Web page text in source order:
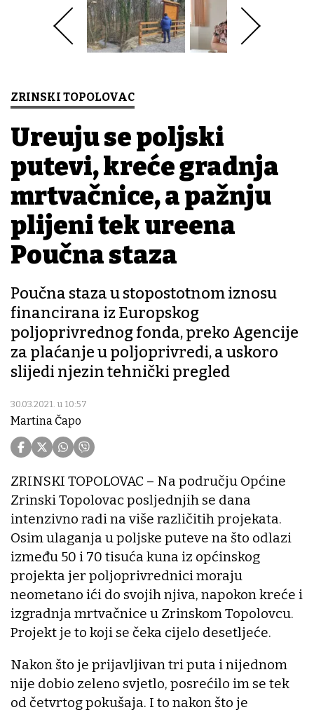
ZRINSKI TOPOLOVAC
Uređuju se poljski
putevi, kreće gradnja
mrtvačnice, a pažnju
plijeni tek uređena
Poučna staza
Poučna staza u stopostotnom iznosu
financirana iz Europskog
poljoprivrednog fonda, preko Agencije
za plaćanje u poljoprivredi, a uskoro
slijedi njezin tehnički pregled
30.03.2021. u 10:57
Martina Čapo
ZRINSKI TOPOLOVAC – Na području Općine
Zrinski Topolovac posljednjih se dana
intenzivno radi na više različitih projekata.
Osim ulaganja u poljske puteve na što odlazi
između 50 i 70 tisuća kuna iz općinskog
projekta jer poljoprivrednici moraju
neometano ići do svojih njiva, napokon kreće i
izgradnja mrtvačnice u Zrinskom Topolovcu.
Projekt je to koji se čeka cijelo desetljeće.
Nakon što je prijavljivan tri puta i nijednom
nije dobio zeleno svjetlo, posrećilo im se tek
od četvrtog pokušaja. I to nakon što je